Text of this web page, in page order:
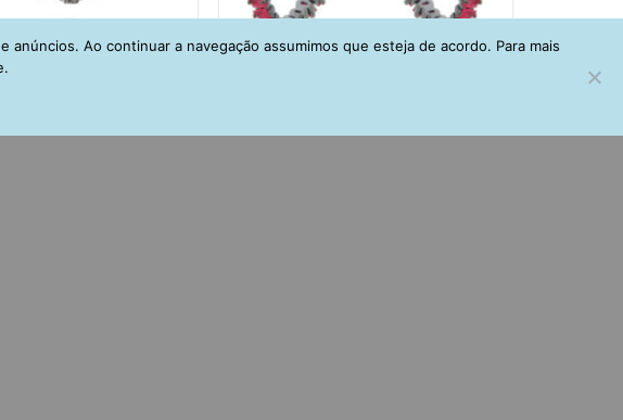
Amarelo Fusion Oval
Argola Pequena Com Zirconias Rubi E
Ao continuar a navegação assumimos que esteja de acordo. Para mais